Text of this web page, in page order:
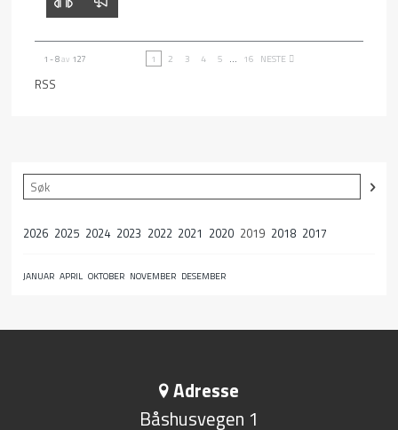
1 - 8av 127 1 2 3 4 5 ... 16 NESTE
RSS
2026 2025 2024 2023 2022 2021 2020 2019 2018 2017
JANUAR APRIL OKTOBER NOVEMBER DESEMBER
Adresse
Båshusvegen 1